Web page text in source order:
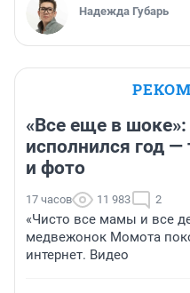
Надежда Губарь
«Все еще в
исполнился год —
и фото
17 часов 11 983 2
«Чисто все мамы и все
медвежонок Момота
интернет. Видео